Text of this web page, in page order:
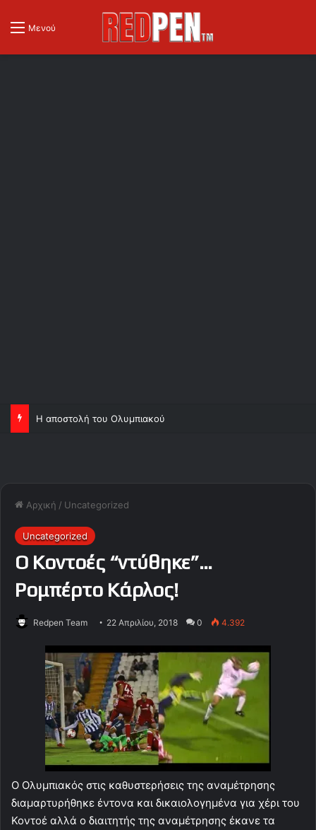
Μενού
Η αποστολή του Ολυμπιακού
Αρχική / Uncategorized
Uncategorized
Ο Κοντοές “ντύθηκε”…
Ρομπέρτο Κάρλος!
Redpen Team 22 Απριλίου, 2018 0 4.392
Ο Ολυμπιακός στις καθυστερήσεις της αναμέτρησης
διαμαρτυρήθηκε έντονα και δικαιολογημένα για χέρι του
Κοντοέ αλλά ο διαιτητής της αναμέτρησης έκανε τα